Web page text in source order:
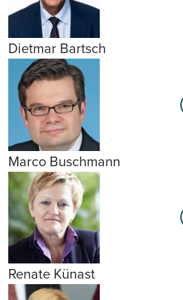
Dietmar Bartsch
Marco Buschmann
Renate Künast